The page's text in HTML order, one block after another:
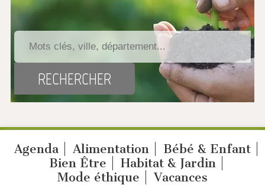
Agenda Alimentation
Bébé & Enfant
Bien Être
Habitat & Jardin
Mode éthique
Vacances